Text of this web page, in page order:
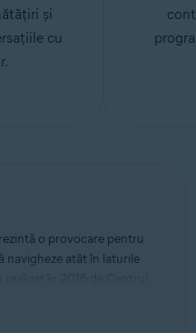
și
cu
o provocare pentru
navigheze atât în laturile
străini în mediul online,